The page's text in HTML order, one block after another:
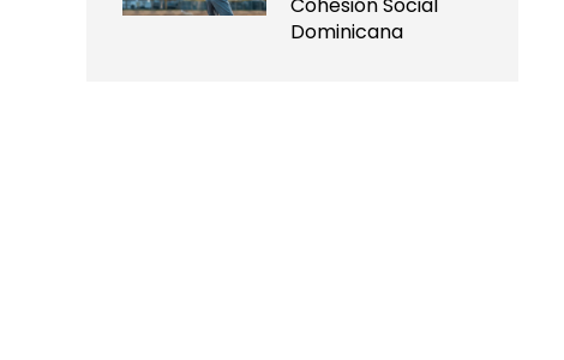
Dominicana